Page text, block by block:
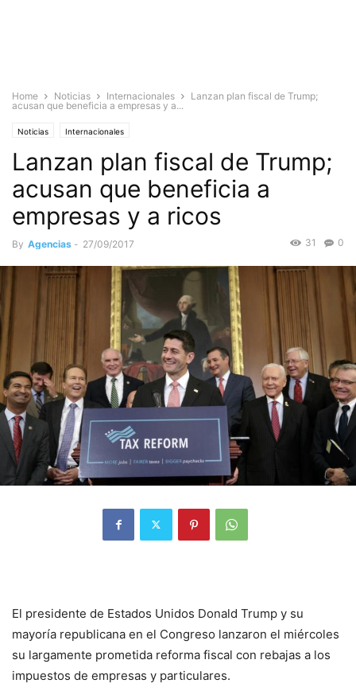
Home Noticias Internacionales
Lanzan plan fiscal de Trump;
acusan que beneficia a empresas y a...
Noticias Internacionales
Lanzan plan fiscal de Trump;
acusan que beneficia a
empresas y a ricos
By Agencias - 27/09/2017 0
31
El presidente de Estados Unidos Donald Trump y su
mayoría republicana en el Congreso lanzaron el miércoles
su largamente prometida reforma fiscal con rebajas a los
impuestos de empresas y particulares.